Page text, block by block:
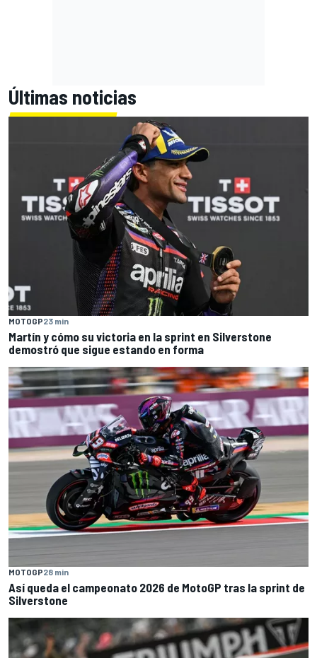
Últimas noticias
MOTOGP23 min
Martín y cómo su victoria en la sprint en Silverstone
demostró que sigue estando en forma
MOTOGP28 min
Así queda el campeonato 2026 de MotoGP tras la sprint de
Silverstone